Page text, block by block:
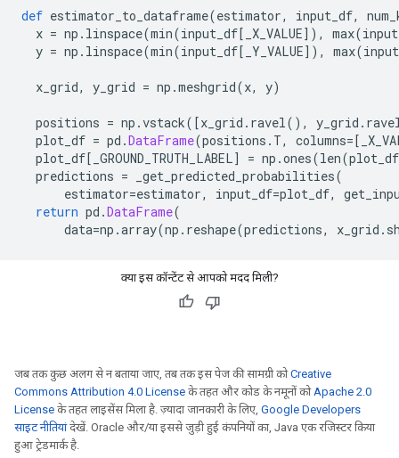
def estimator_to_dataframe(estimator, input_df,
x = np . linspace(min(input_df [ _X_VALUE]), max(
y = np . linspace(min(input_df [ _Y_VALUE]), max(
x_grid, y_grid = np .meshgrid(x, y)
positions = np .vstack([x_grid . ravel(), y_grid .
plot_df = pd .DataFrame(positions . T, columns=[
plot_df [ _GROUND_TRUTH_LABEL] = np .ones(len(plot_df
predictions = _get_predicted_probabilities(
estimator=estimator, input_df=plot_df,
return pd .DataFrame(
data=np .array(np . reshape(predictions, x_grid .
क्या इस कॉन्टेंट से आपको मदद मिली?
जब तक कुछ अलग से न बताया जाए, तब तक इस पेज की सामग्री कोCreative
Commons Attribution 4.0 License के तहत और कोड के नमूनों कोApache 2.0
License के तहत लाइसेंस मिला है. ज़्यादा जानकारी के लिए, Google Developers
साइट नीतियांदेखें. Oracle और/या इससे जुड़ी हुई कंपनियों का, Java एक रजिस्टर किया
हुआ ट्रेडमार्क है.